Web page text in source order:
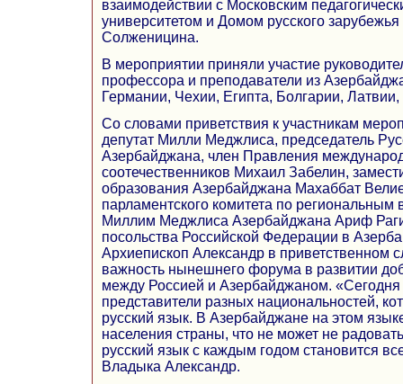
взаимодействии с Московским
университетом и Домом русского
Солженицина.
В мероприятии приняли участие
профессора и преподаватели из
Германии, Чехии, Египта, Болгарии, Латвии,
Со словами приветствия к участникам
депутат Милли Меджлиса, председатель
Азербайджана, член Правления
соотечественников Михаил Забелин,
образования Азербайджана Махаббат
парламентского комитета по региональным
Миллим Меджлиса Азербайджана Ариф
посольства Российской Федерации в
Архиепископ Александр в приветственном
важность нынешнего форума в развитии
между Россией и Азербайджаном. «Сегодня
представители разных национальностей,
русский язык. В Азербайджане на этом
населения страны, что не может не
русский язык с каждым годом становится
Владыка Александр.